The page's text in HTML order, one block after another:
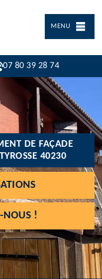
MENU
07 80 39 28 74
DE FAÇADE
40230
NOUS !